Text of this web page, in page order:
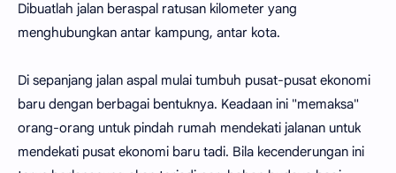
Dibuatlah jalan beraspal ratusan kilometer yang
menghubungkan antar kampung, antar kota.
Di sepanjang jalan aspal mulai tumbuh pusat-pusat ekonomi
baru dengan berbagai bentuknya. Keadaan ini "memaksa"
orang-orang untuk pindah rumah mendekati jalanan untuk
mendekati pusat ekonomi baru tadi. Bila kecenderungan ini